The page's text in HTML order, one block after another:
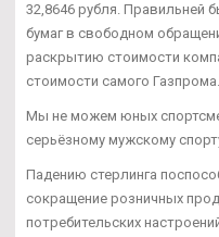
32,8646 рубля. Правильней
бумаг в свободном
раскрытию стоимости
стоимости самого Газпрома.
Мы не можем юных
серьёзному мужскому
Падению стерлинга
сокращение розничных
потребительских